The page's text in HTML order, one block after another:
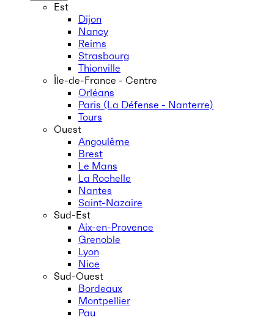
Est
Dijon
Nancy
Reims
Strasbourg
Thionville
Île-de-France - Centre
Orléans
Paris (La Défense - Nanterre)
Tours
Ouest
Angoulême
Brest
Le Mans
La Rochelle
Nantes
Saint-Nazaire
Sud-Est
Aix-en-Provence
Grenoble
Lyon
Nice
Sud-Ouest
Bordeaux
Montpellier
Pau